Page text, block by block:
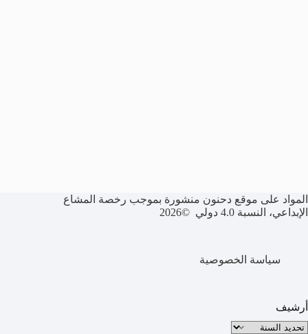
المواد على موقع دحنون منشورة بموجب رخصة المشاع
الإبداعي، النسبة 4.0 دولي ©2026
سياسة الخصوصية
أرشيف
الأرشيف